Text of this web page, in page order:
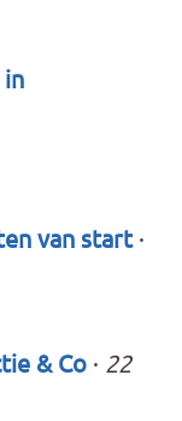
van start ·
& Co · 22